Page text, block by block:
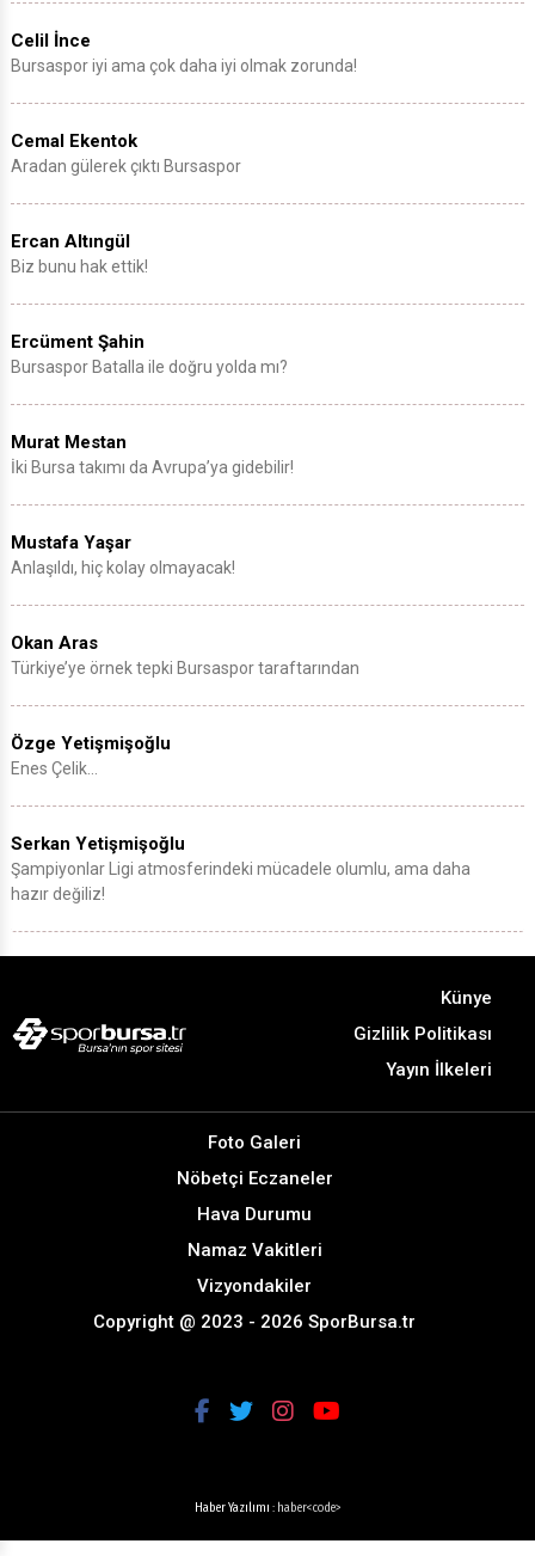
Celil İnce
Bursaspor iyi ama çok daha iyi olmak zorunda!
Cemal Ekentok
Aradan gülerek çıktı Bursaspor
Ercan Altıngül
Biz bunu hak ettik!
Ercüment Şahin
Bursaspor Batalla ile doğru yolda mı?
Murat Mestan
İki Bursa takımı da Avrupa’ya gidebilir!
Mustafa Yaşar
Anlaşıldı, hiç kolay olmayacak!
Okan Aras
Türkiye’ye örnek tepki Bursaspor taraftarından
Özge Yetişmişoğlu
Enes Çelik…
Serkan Yetişmişoğlu
Şampiyonlar Ligi atmosferindeki mücadele olumlu, ama daha
hazır değiliz!
Künye
Gizlilik Politikası
Yayın İlkeleri
Foto Galeri
Nöbetçi Eczaneler
Hava Durumu
Namaz Vakitleri
Vizyondakiler
Copyright @ 2023 - 2026 SporBursa.tr
Haber Yazılımı : haber<code>